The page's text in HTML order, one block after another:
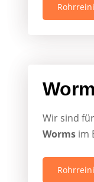
Wir sind
Worms im